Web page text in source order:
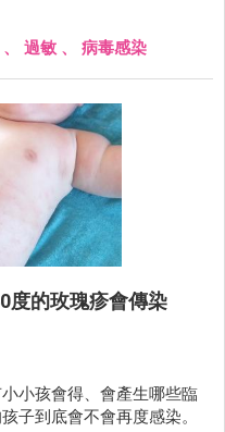
、 過敏 、 病毒感染
度的玫瑰疹會傳染
小孩會得、會產生哪些臨
子到底會不會再度感染。